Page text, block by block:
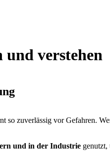
und verstehen
so zuverlässig vor Gefahren.
und in der Industrie genutzt,